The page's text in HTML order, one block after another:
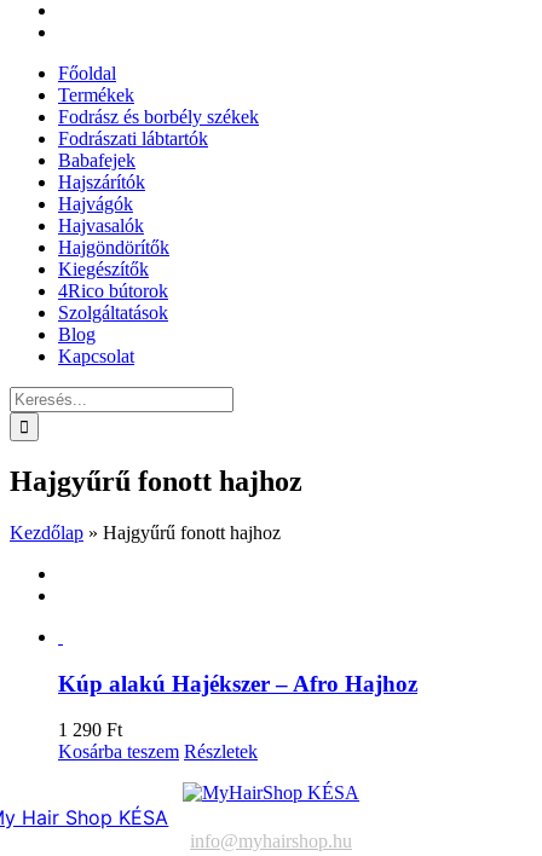
Főoldal
Termékek
Fodrász és borbély székek
Fodrászati lábtartók
Babafejek
Hajszárítók
Hajvágók
Hajvasalók
Hajgöndörítők
Kiegészítők
4Rico bútorok
Szolgáltatások
Blog
Kapcsolat
Keresés...
Hajgyűrű fonott hajhoz
Kezdőlap » Hajgyűrű fonott hajhoz
Kúp alakú Hajékszer – Afro Hajhoz
1 290 Ft
Kosárba teszem Részletek
Hair Shop KÉSA
info@myhairshop.hu